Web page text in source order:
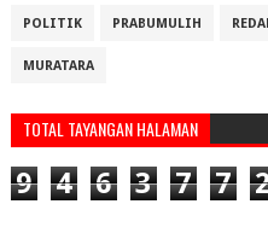
POLITIK PRABUMULIH
MURATARA
TOTAL TAYANGAN HALAMAN
9 4 6 3 7 7